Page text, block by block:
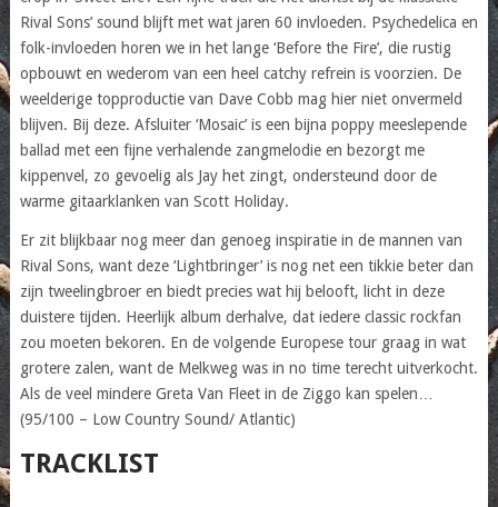
Rival Sons’ sound blijft met wat jaren 60 invloeden. Psychedelica en
folk-invloeden horen we in het lange ‘Before the Fire’, die rustig
opbouwt en wederom van een heel catchy refrein is voorzien. De
weelderige topproductie van Dave Cobb mag hier niet onvermeld
blijven. Bij deze. Afsluiter ‘Mosaic’ is een bijna poppy meeslepende
ballad met een fijne verhalende zangmelodie en bezorgt me
kippenvel, zo gevoelig als Jay het zingt, ondersteund door de
warme gitaarklanken van Scott Holiday.
Er zit blijkbaar nog meer dan genoeg inspiratie in de mannen van
Rival Sons, want deze ‘Lightbringer’ is nog net een tikkie beter dan
zijn tweelingbroer en biedt precies wat hij belooft, licht in deze
duistere tijden. Heerlijk album derhalve, dat iedere classic rockfan
zou moeten bekoren. En de volgende Europese tour graag in wat
grotere zalen, want de Melkweg was in no time terecht uitverkocht.
Als de veel mindere Greta Van Fleet in de Ziggo kan spelen…
(95/100 – Low Country Sound/ Atlantic)
TRACKLIST